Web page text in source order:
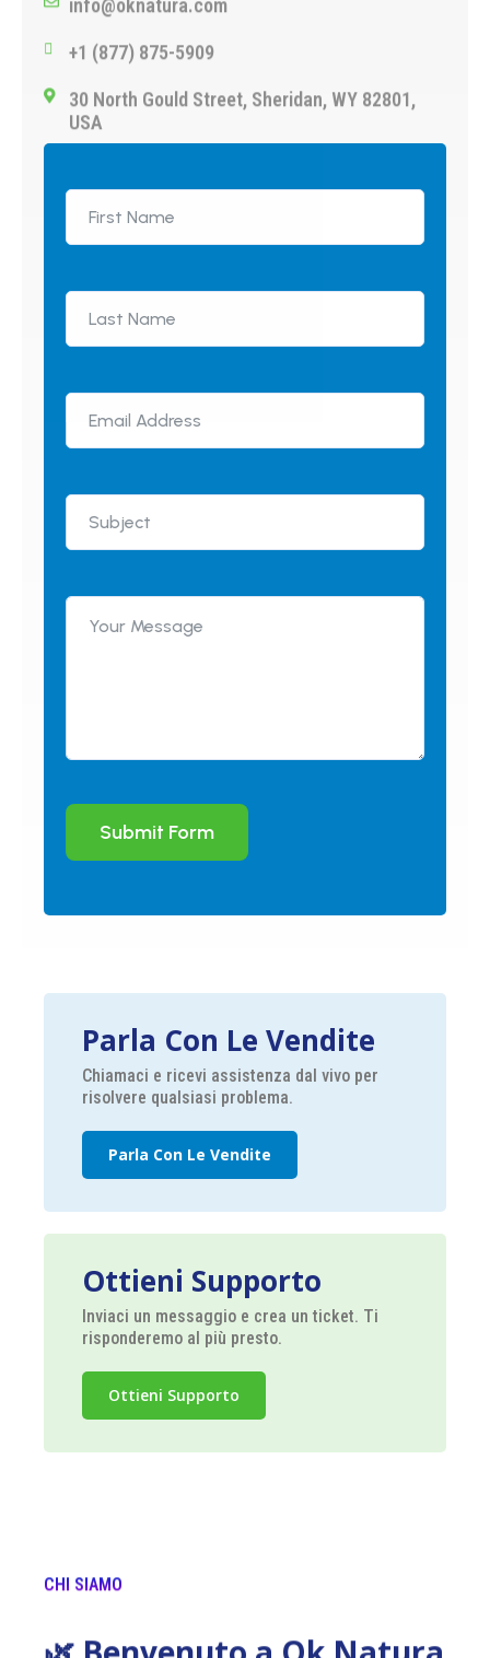
USA
Submit Form
Parla Con Le Vendite
Chiamaci e ricevi assistenza dal vivo per
risolvere qualsiasi problema.
Parla Con Le Vendite
Ottieni Supporto
Inviaci un messaggio e crea un ticket. Ti
risponderemo al più presto.
Ottieni Supporto
CHI SIAMO